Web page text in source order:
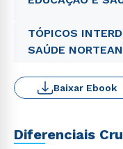
TÓPICOS
SAÚDE
Baixar Ebook
Diferenciais